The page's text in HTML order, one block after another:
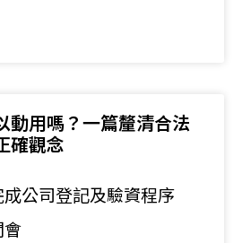
動用嗎？一篇釐清合法
確觀念
公司登記及驗資程序
會